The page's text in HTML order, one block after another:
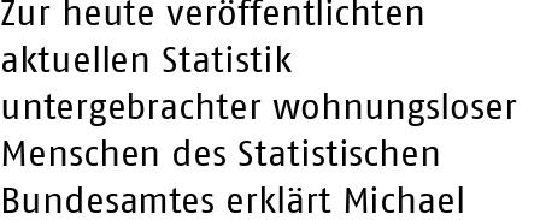
Zur heute veröffentlichten
aktuellen Statistik
untergebrachter wohnungsloser
Menschen des Statistischen
Bundesamtes erklärt Michael